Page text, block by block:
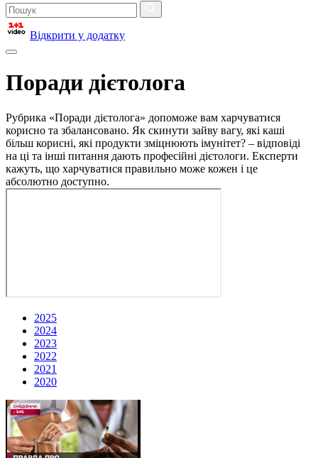
Відкрити у додатку
Поради дієтолога
Рубрика «Поради дієтолога» допоможе вам харчуватися
корисно та збалансовано. Як скинути зайву вагу, які каші
більш корисні, які продукти зміцнюють імунітет? – відповіді
на ці та інші питання дають професійні дієтологи. Експерти
кажуть, що харчуватися правильно може кожен і це
абсолютно доступно.
2025
2024
2023
2022
2021
2020